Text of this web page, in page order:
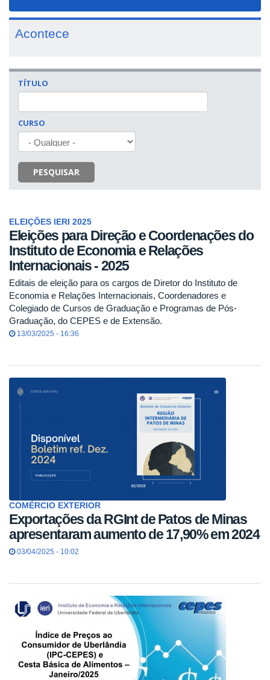
Acontece
TÍTULO
CURSO
PESQUISAR
ELEIÇÕES IERI 2025
Eleições para Direção e Coordenações do
Instituto de Economia e Relações
Internacionais - 2025
Editais de eleição para os cargos de Diretor do Instituto de
Economia e Relações Internacionais, Coordenadores e
Colegiado de Cursos de Graduação e Programas de Pós-
Graduação, do CEPES e de Extensão.
13/03/2025 - 16:36
COMÉRCIO EXTERIOR
Exportações da RGInt de Patos de Minas
apresentaram aumento de 17,90% em 2024
03/04/2025 - 10:02